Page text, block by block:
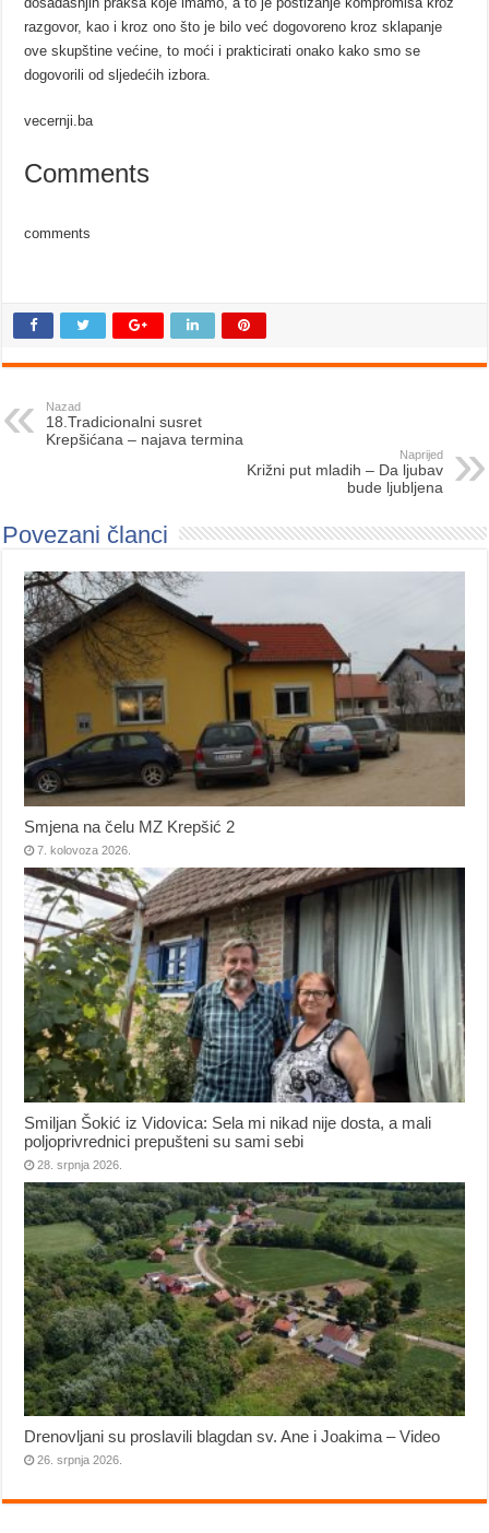
razgovor, kao i kroz ono što je bilo već dogovoreno kroz sklapanje
ove skupštine većine, to moći i prakticirati onako kako smo se
dogovorili od sljedećih izbora.
vecernji.ba
Comments
comments
Nazad
18.Tradicionalni susret
Krepšićana – najava termina
Naprijed
Križni put mladih – Da ljubav
bude ljubljena
Povezani članci
Smjena na čelu MZ Krepšić 2
7. kolovoza 2026.
Smiljan Šokić iz Vidovica: Sela mi nikad nije dosta, a mali
poljoprivrednici prepušteni su sami sebi
28. srpnja 2026.
Drenovljani su proslavili blagdan sv. Ane i Joakima – Video
26. srpnja 2026.